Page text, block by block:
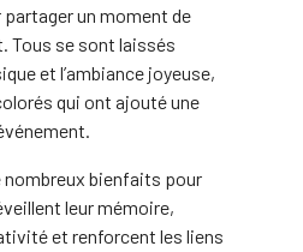
un moment de
Tous se sont laissés
et l’ambiance joyeuse,
qui ont ajouté une
bienfaits pour
leur mémoire,
et renforcent les liens